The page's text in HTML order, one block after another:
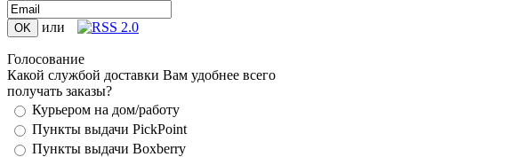
или
Голосование
Какой службой доставки Вам удобнее всего
получать заказы?
Курьером на дом/работу
Пункты выдачи PickPoint
Пункты выдачи Boxberry